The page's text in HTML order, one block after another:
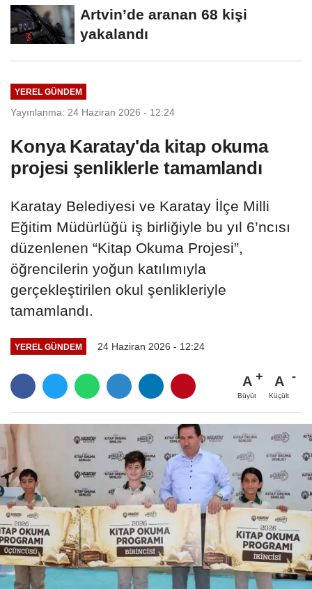
Artvin’de aranan 68 kişi
yakalandı
YEREL GÜNDEM
Yayınlanma: 24 Haziran 2026 - 12:24
Konya Karatay'da kitap okuma
projesi şenliklerle tamamlandı
Karatay Belediyesi ve Karatay İlçe Milli
Eğitim Müdürlüğü iş birliğiyle bu yıl 6’ncısı
düzenlenen “Kitap Okuma Projesi”,
öğrencilerin yoğun katılımıyla
gerçekleştirilen okul şenlikleriyle
tamamlandı.
YEREL GÜNDEM 24 Haziran 2026 - 12:24
A
Büyüt
A
Küçült